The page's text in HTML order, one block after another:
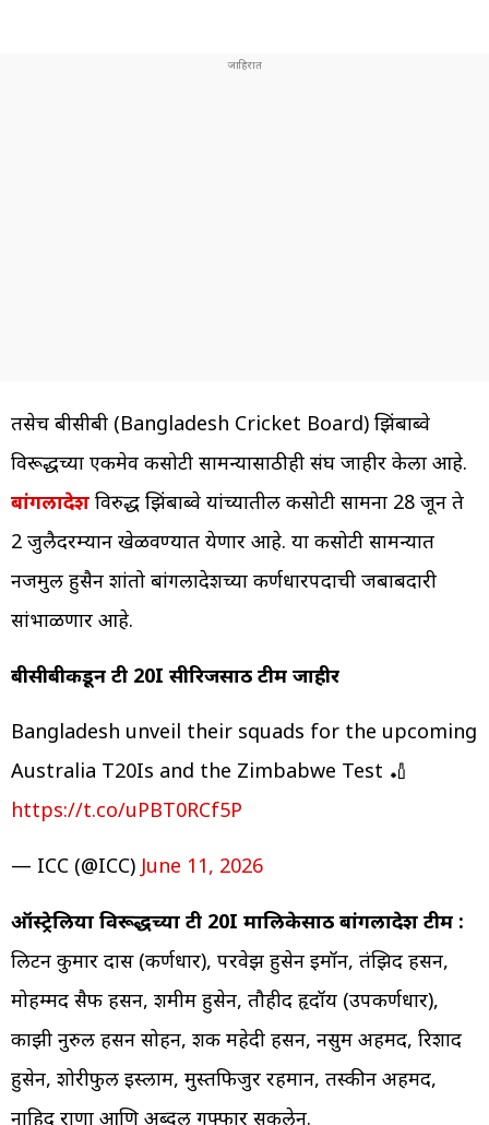
तसेच बीसीबी (Bangladesh Cricket Board) झिंबाब्वे
विरूद्धच्या एकमेव कसोटी सामन्यासाठीही संघ जाहीर केला आहे.
बांगलादेश विरुद्ध झिंबाब्वे यांच्यातील कसोटी सामना 28 जून ते
2 जुलैदरम्यान खेळवण्यात येणार आहे. या कसोटी सामन्यात
नजमुल हुसैन शांतो बांगलादेशच्या कर्णधारपदाची जबाबदारी
सांभाळणार आहे.
बीसीबीकडून टी 20I सीरिजसाठी टीम जाहीर
Bangladesh unveil their squads for the upcoming
Australia T20Is and the Zimbabwe Test 🏏
https://t.co/uPBT0RCf5P
— ICC (@ICC) June 11, 2026
ऑस्ट्रेलिया विरूद्धच्या टी 20I मालिकेसाठी बांगलादेश टीम :
लिटन कुमार दास (कर्णधार), परवेझ हुसेन इमॉन, तंझिद हसन,
मोहम्मद सैफ हसन, शमीम हुसेन, तौहीद हृदॉय (उपकर्णधार),
काझी नुरुल हसन सोहन, शक महेदी हसन, नसुम अहमद, रिशाद
हुसेन, शोरीफुल इस्लाम, मुस्तफिजुर रहमान, तस्कीन अहमद,
नाहिद राणा आणि अब्दुल गफ्फार सकलेन.